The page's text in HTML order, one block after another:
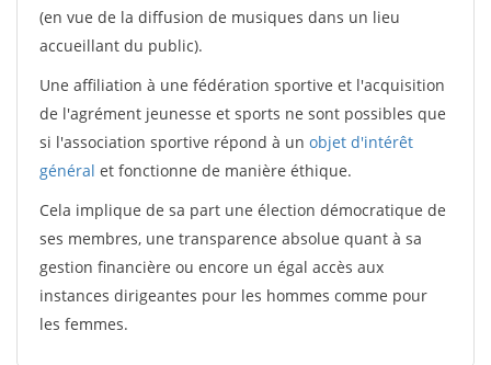
(en vue de la diffusion de musiques dans un lieu
accueillant du public).
Une affiliation à une fédération sportive et l'acquisition
de l'agrément jeunesse et sports ne sont possibles que
si l'association sportive répond à un objet d'intérêt
général et fonctionne de manière éthique.
Cela implique de sa part une élection démocratique de
ses membres, une transparence absolue quant à sa
gestion financière ou encore un égal accès aux
instances dirigeantes pour les hommes comme pour
les femmes.